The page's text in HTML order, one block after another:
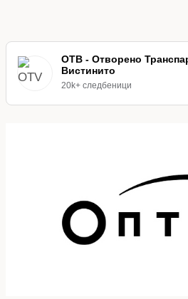
ОТВ - Отворено
Вистинито
20k+ следбеници